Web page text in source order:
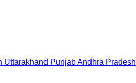
Uttarakhand PunjabAndhra Pradesh